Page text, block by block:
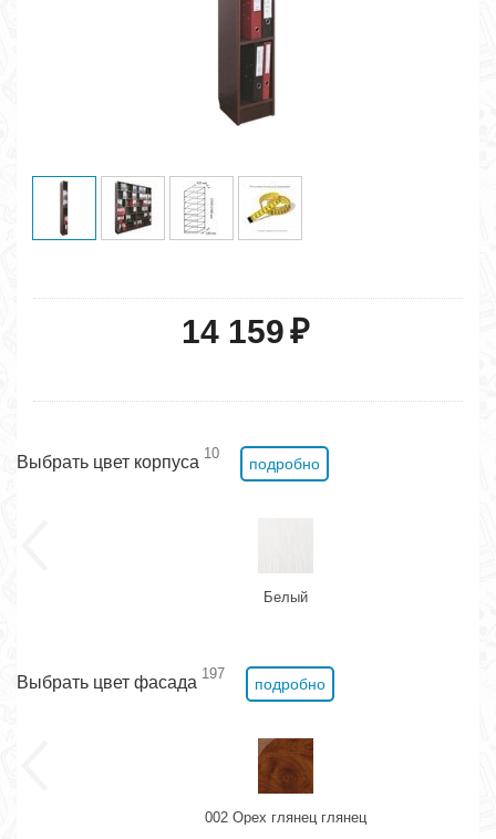
14 159₽
Выбрать цвет корпуса 10
подробно
Белый
Выбрать цвет фасада 197
подробно
002 Орех глянец глянец